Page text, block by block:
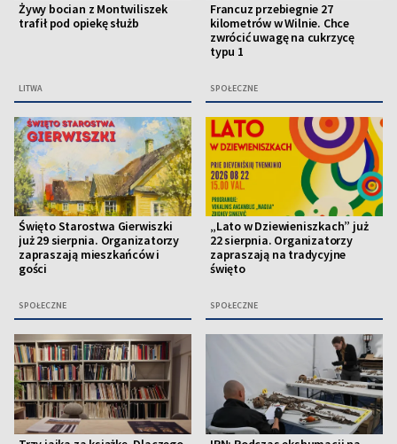
Żywy bocian z Montwiliszek
trafił pod opiekę służb
LITWA
Francuz przebiegnie 27
kilometrów w Wilnie. Chce
zwrócić uwagę na cukrzycę
typu 1
SPOŁECZNE
Święto Starostwa Gierwiszki
już 29 sierpnia. Organizatorzy
zapraszają mieszkańców i
gości
SPOŁECZNE
„Lato w Dziewieniszkach” już
22 sierpnia. Organizatorzy
zapraszają na tradycyjne
święto
SPOŁECZNE